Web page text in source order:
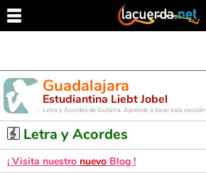
Guadalajara
Estudiantina Liebt Jobel
Letra y Acordes de Guitarra. Aprende a tocar esta canción
Letra y Acordes
¡ Visita nuestro nuevo Blog !